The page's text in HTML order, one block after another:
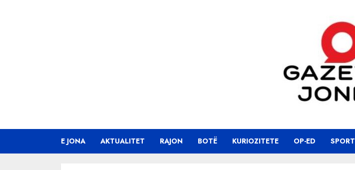
E JONA AKTUALITET RAJON BOTË KURIOZITETE OP-ED SPORT